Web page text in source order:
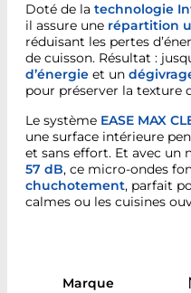
Doté de la technologie
il assure une répartition
réduisant les pertes
de cuisson. Résultat :
d’énergie et un
pour préserver la texture
Le système EASE MAX
une surface intérieure
et sans effort. Et avec un
57 dB, ce micro-ondes
chuchotement, parfait
calmes ou les cuisines
Marque